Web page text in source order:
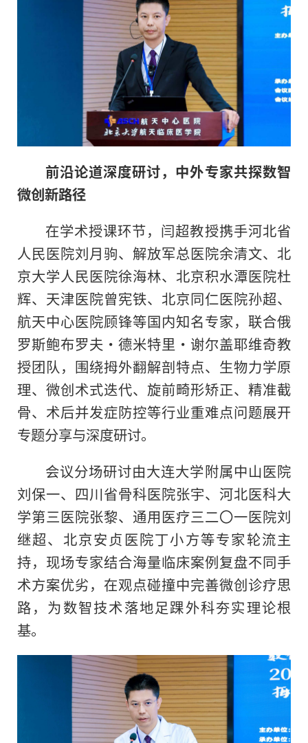
前沿论道深度研讨，中外专家共探数智
微创新路径
在学术授课环节，闫超教授携手河北省
人民医院刘月驹、解放军总医院余清文、北
京大学人民医院徐海林、北京积水潭医院杜
辉、天津医院曾宪铁、北京同仁医院孙超、
航天中心医院顾锋等国内知名专家，联合俄
罗斯鲍布罗夫・德米特里・谢尔盖耶维奇教
授团队，围绕拇外翻解剖特点、生物力学原
理、微创术式迭代、旋前畸形矫正、精准截
骨、术后并发症防控等行业重难点问题展开
专题分享与深度研讨。
会议分场研讨由大连大学附属中山医院
刘保一、四川省骨科医院张宇、河北医科大
学第三医院张黎、通用医疗三二〇一医院刘
继超、北京安贞医院丁小方等专家轮流主
持，现场专家结合海量临床案例复盘不同手
术方案优劣，在观点碰撞中完善微创诊疗思
路，为数智技术落地足踝外科夯实理论根
基。